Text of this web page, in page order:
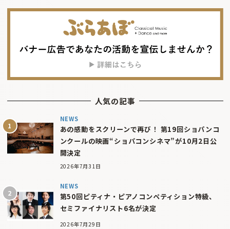
人気の記事
NEWS
あの感動をスクリーンで再び！ 第19回ショパンコ
ンクールの映画“ショパコンシネマ”が10月2日公
開決定
2026年7月31日
NEWS
第50回ピティナ・ピアノコンペティション特級、
セミファイナリスト6名が決定
2026年7月29日